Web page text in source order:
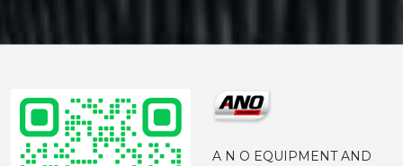
A N O EQUIPMENT AND